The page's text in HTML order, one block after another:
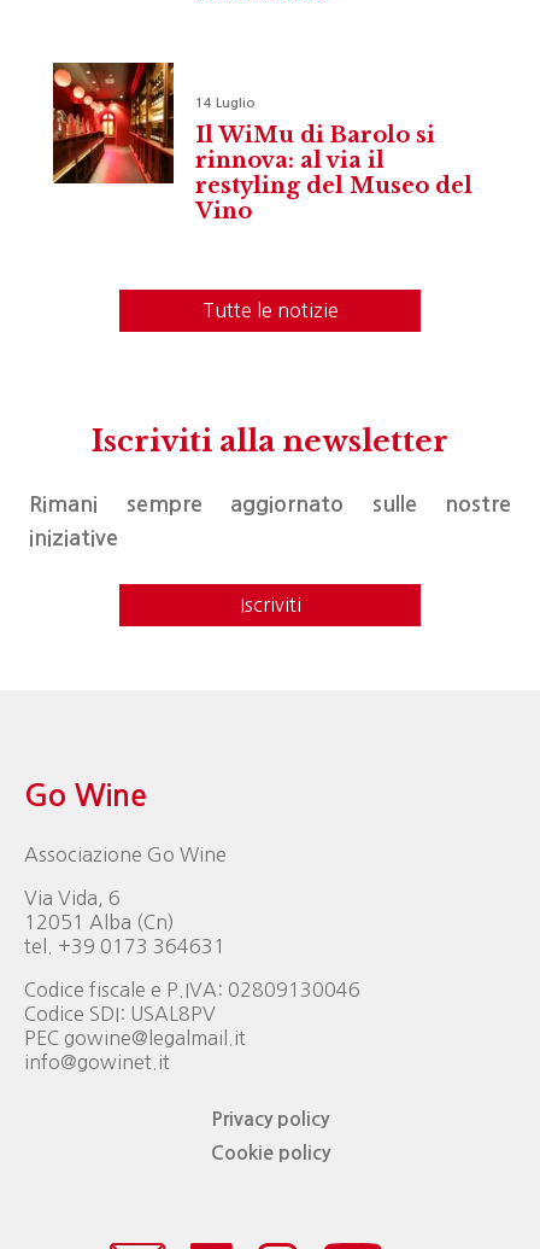
14 Luglio
Il WiMu di Barolo si
rinnova: al via il
restyling del Museo del
Vino
Tutte le notizie
Iscriviti alla newsletter
Rimani sempre aggiornato sulle nostre
iniziative
Iscriviti
Go Wine
Associazione Go Wine
Via Vida, 6
12051 Alba (Cn)
tel. +39 0173 364631
Codice fiscale e P.IVA: 02809130046
Codice SDI: USAL8PV
PEC gowine@legalmail.it
info@gowinet.it
Privacy policy
Cookie policy